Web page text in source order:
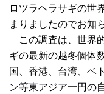
ロツラヘラサギの世
まりましたのでお知
この調査は、世界
ギの最新の越冬個体
国、香港、台湾、ベ
ン等東アジア一円の